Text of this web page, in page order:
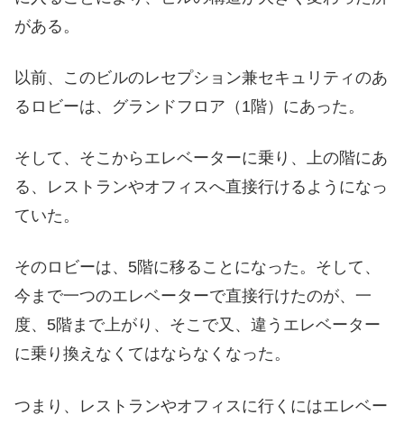
がある。
以前、このビルのレセプション兼セキュリティのあ
るロビーは、グランドフロア（1階）にあった。
そして、そこからエレベーターに乗り、上の階にあ
る、レストランやオフィスへ直接行けるようになっ
ていた。
そのロビーは、5階に移ることになった。そして、
今まで一つのエレベーターで直接行けたのが、一
度、5階まで上がり、そこで又、違うエレベーター
に乗り換えなくてはならなくなった。
つまり、レストランやオフィスに行くにはエレベー